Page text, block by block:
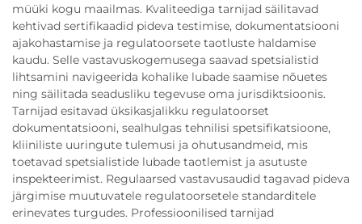
müüki kogu maailmas. Kvaliteediga tarnijad säilitavad
kehtivad sertifikaadid pideva testimise, dokumentatsiooni
ajakohastamise ja regulatoorsete taotluste haldamise
kaudu. Selle vastavuskogemusega saavad spetsialistid
lihtsamini navigeerida kohalike lubade saamise nõuetes
ning säilitada seadusliku tegevuse oma jurisdiktsioonis.
Tarnijad esitavad üksikasjalikku regulatoorset
dokumentatsiooni, sealhulgas tehnilisi spetsifikatsioone,
kliiniliste uuringute tulemusi ja ohutusandmeid, mis
toetavad spetsialistide lubade taotlemist ja asutuste
inspekteerimist. Regulaarsed vastavusaudid tagavad pideva
järgimise muutuvatele regulatoorsetele standarditele
erinevates turgudes. Professioonilised tarnijad